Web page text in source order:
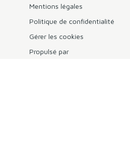
Mentions légales
Politique de confidentialité
Gérer les cookies
Propulsé par